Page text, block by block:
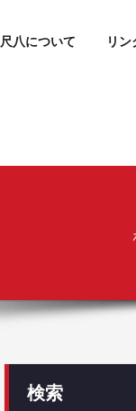
尺八について リン
検索